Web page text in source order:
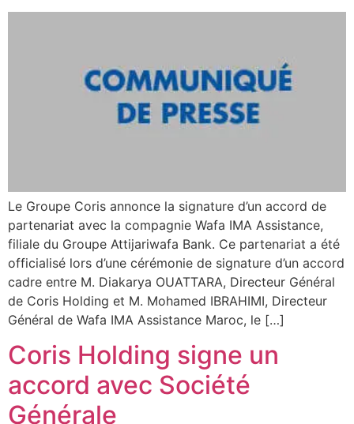
Le Groupe Coris annonce la signature d’un accord de
partenariat avec la compagnie Wafa IMA Assistance,
filiale du Groupe Attijariwafa Bank. Ce partenariat a été
officialisé lors d’une cérémonie de signature d’un accord
cadre entre M. Diakarya OUATTARA, Directeur Général
de Coris Holding et M. Mohamed IBRAHIMI, Directeur
Général de Wafa IMA Assistance Maroc, le […]
Coris Holding signe un
accord avec Société
Générale